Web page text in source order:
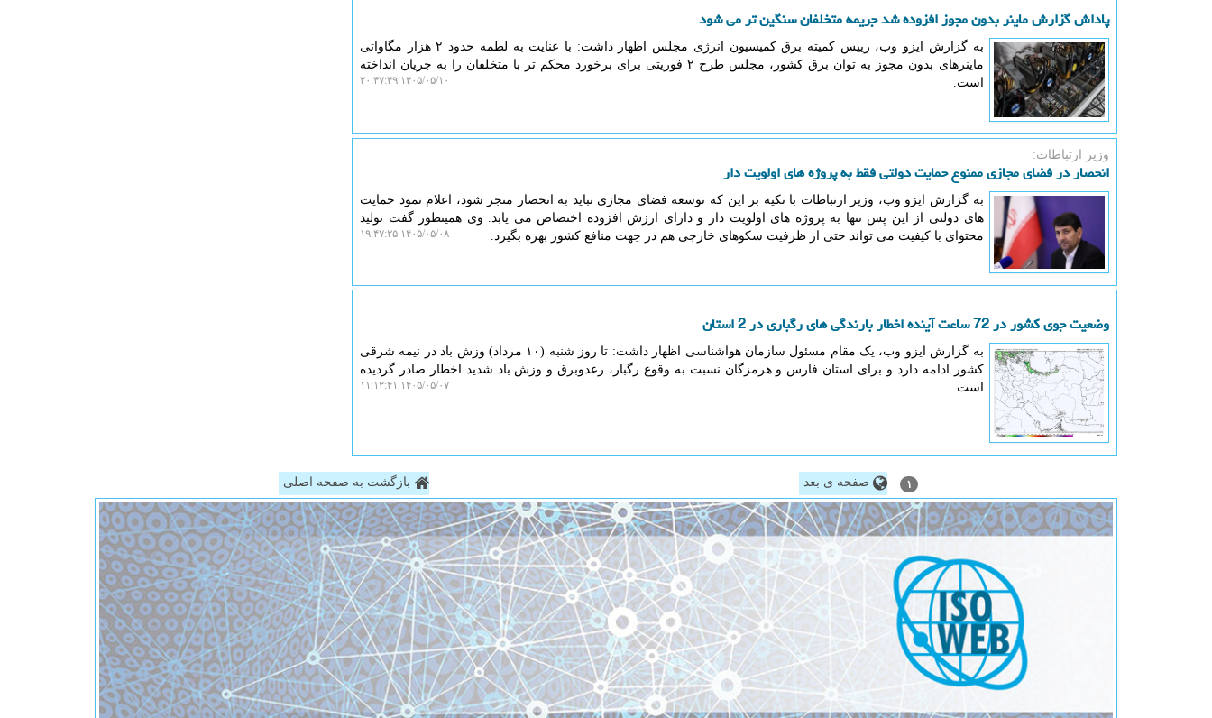
پاداش گزارش ماینر بدون مجوز افزوده شد جریمه متخلفان سنگین تر می شود
به گزارش ایزو وب، رییس کمیته برق کمیسیون انرژی مجلس اظهار داشت: با عنایت به لطمه حدود ۲ هزار مگاواتی
ماینرهای بدون مجوز به توان برق کشور، مجلس طرح ۲ فوریتی برای برخورد محکم تر با متخلفان را به جریان انداخته
است.
۱۴۰۵/۰۵/۱۰ ۲۰:۴۷:۴۹
وزیر ارتباطات:
انحصار در فضای مجازی ممنوع حمایت دولتی فقط به پروژه های اولویت دار
به گزارش ایزو وب، وزیر ارتباطات با تکیه بر این که توسعه فضای مجازی نباید به انحصار منجر شود، اعلام نمود حمایت
های دولتی از این پس تنها به پروژه های اولویت دار و دارای ارزش افزوده اختصاص می یابد. وی همینطور گفت تولید
محتوای با کیفیت می تواند حتی از ظرفیت سکوهای خارجی هم در جهت منافع کشور بهره بگیرد.
۱۴۰۵/۰۵/۰۸ ۱۹:۴۷:۲۵
وضعیت جوی کشور در 72 ساعت آینده اخطار بارندگی های رگباری در 2 استان
به گزارش ایزو وب، یک مقام مسئول سازمان هواشناسی اظهار داشت: تا روز شنبه (۱۰ مرداد) وزش باد در نیمه شرقی
کشور ادامه دارد و برای استان فارس و هرمزگان نسبت به وقوع رگبار، رعدوبرق و وزش باد شدید اخطار صادر گردیده
است.
۱۴۰۵/۰۵/۰۷ ۱۱:۱۲:۴۱
۱ صفحه ی بعد بازگشت به صفحه اصلی